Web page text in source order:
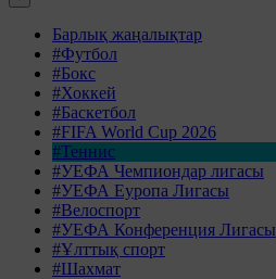
Барлық жаңалықтар
#Футбол
#Бокс
#Хоккей
#Баскетбол
#FIFA World Cup 2026
#Теннис
#УЕФА Чемпиондар лигасы
#УЕФА Еуропа Лигасы
#Велоспорт
#УЕФА Конференция Лигасы
#Ұлттық спорт
#Шахмат